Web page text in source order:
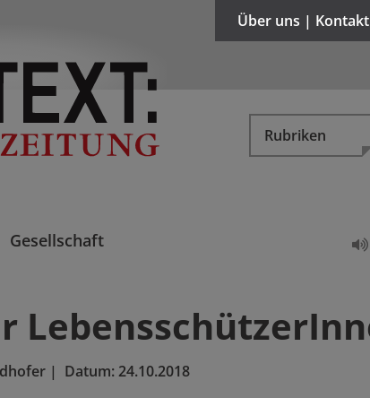
Über uns |
Rubriken
Gesellschaft
| Datum:24.10.2018